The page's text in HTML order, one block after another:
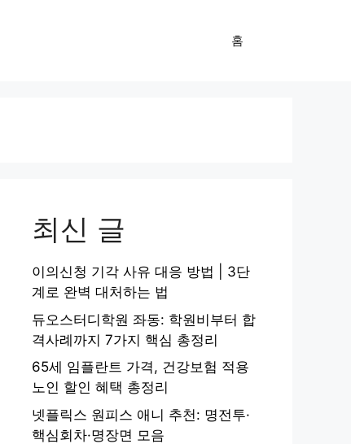
홈
최신 글
이의신청 기각 사유 대응 방법 | 3단
계로 완벽 대처하는 법
듀오스터디학원 좌동: 학원비부터 합
격사례까지 7가지 핵심 총정리
65세 임플란트 가격, 건강보험 적용
노인 할인 혜택 총정리
넷플릭스 원피스 애니 추천: 명전투·
핵심회차·명장면 모음